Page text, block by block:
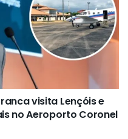
visita Lençóis e
no Aeroporto Coronel